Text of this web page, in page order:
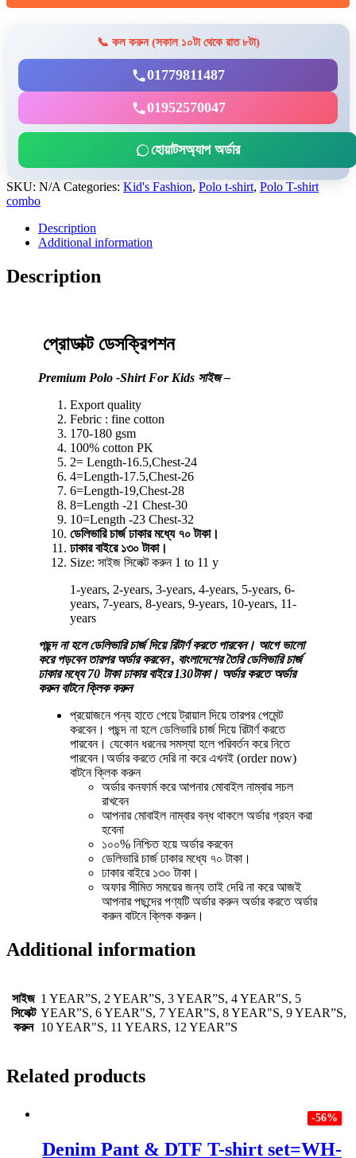
quantity
📞 কল করুন (সকাল ১০টা থেকে রাত ৮টা)
01779811487
01952570047
হোয়াটসঅ্যাপ অর্ডার
SKU: N/A Categories: Kid's Fashion, Polo t-shirt, Polo T-shirt
combo
Description
Additional information
Description
প্রোডাক্ট ডেসক্রিপশন
Premium Polo -Shirt For Kids সাইজ –
Export quality
Febric : fine cotton
170-180 gsm
100% cotton PK
2= Length-16.5,Chest-24
4=Length-17.5,Chest-26
6=Length-19,Chest-28
8=Length -21 Chest-30
10=Length -23 Chest-32
ডেলিভারি চার্জ ঢাকার মধ্যে ৭০ টাকা।
ঢাকার বাইরে ১৩০ টাকা।
Size: সাইজ সিলেক্ট করুন 1 to 11 y
1-years, 2-years, 3-years, 4-years, 5-years, 6-
years, 7-years, 8-years, 9-years, 10-years, 11-
years
পছন্দ না হলে ডেলিভারি চার্জ দিয়ে রিটার্ণ করতে পারবেন। আগে ভালো
করে পড়বেন তারপর অর্ডার করবেন , বাংলাদেশের তৈরি ডেলিভারি চার্জ
ঢাকার মধ্যে 70 টাকা ঢাকার বাইরে 130টাকা। অর্ডার করতে অর্ডার
করুন বাটনে ক্লিক করুন
প্রয়োজনে পন্য হাতে পেয়ে ট্রায়াল দিয়ে তারপর পেমেন্ট
করবেন। পছন্দ না হলে ডেলিভারি চার্জ দিয়ে রিটার্ণ করতে
পারবেন। যেকোন ধরনের সমস্যা হলে পরিবর্তন করে নিতে
পারবেন।অর্ডার করতে দেরি না করে এখনই (order now)
বাটনে ক্লিক করুন
অর্ডার কনফার্ম করে আপনার মোবাইল নাম্বার সচল
রাখবেন
আপনার মোবাইল নাম্বার বন্ধ থাকলে অর্ডার গ্রহন করা
হবেনা
১০০% নিশ্চিত হয়ে অর্ডার করবেন
ডেলিভারি চার্জ ঢাকার মধ্যে ৭০ টাকা।
ঢাকার বাইরে ১৩০ টাকা।
অফার সীমিত সময়ের জন্য তাই দেরি না করে আজই
আপনার পছন্দের পণ্যটি অর্ডার করুন অর্ডার করতে অর্ডার
করুন বাটনে ক্লিক করুন।
Additional information
সাইজ
সিলেক্ট
করুন
1 YEAR”S, 2 YEAR”S, 3 YEAR”S, 4 YEAR"S, 5
YEAR”S, 6 YEAR"S, 7 YEAR”S, 8 YEAR"S, 9 YEAR”S,
10 YEAR"S, 11 YEARS, 12 YEAR”S
Related products
-56%
Denim Pant & DTF T-shirt set=WH-